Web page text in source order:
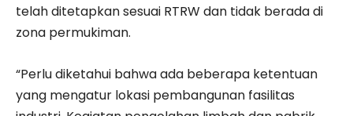
telah ditetapkan sesuai RTRW dan tidak berada di
zona permukiman.
“Perlu diketahui bahwa ada beberapa ketentuan
yang mengatur lokasi pembangunan fasilitas